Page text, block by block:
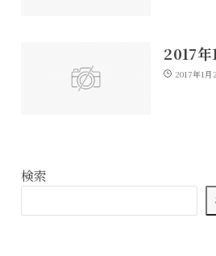
2017
2017年1月
検索